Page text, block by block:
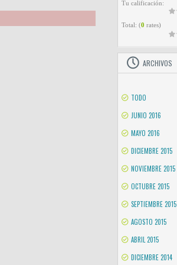
Tu calificación:
Total: (0 rates)
ARCHIVOS
TODO
JUNIO 2016
MAYO 2016
DICIEMBRE 2015
NOVIEMBRE 2015
OCTUBRE 2015
SEPTIEMBRE 2015
AGOSTO 2015
ABRIL 2015
DICIEMBRE 2014